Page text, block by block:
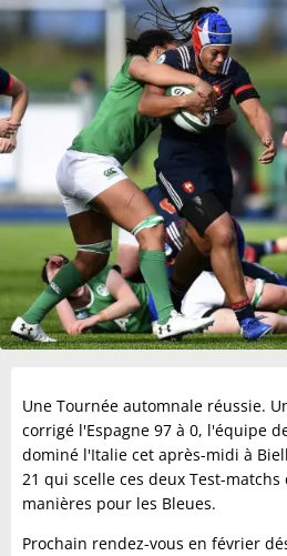
Une Tournée automnale réussie.
corrigé l'Espagne 97 à 0, l'équipe
dominé l'Italie cet après-midi à
21 qui scelle ces deux Test-
manières pour les Bleues.
Prochain rendez-vous en février